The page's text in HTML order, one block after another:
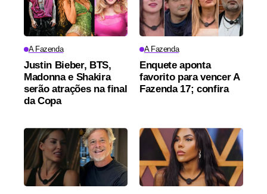
A Fazenda
Justin Bieber, BTS,
Madonna e Shakira
serão atrações na final
da Copa
A Fazenda
Enquete aponta
favorito para vencer A
Fazenda 17; confira